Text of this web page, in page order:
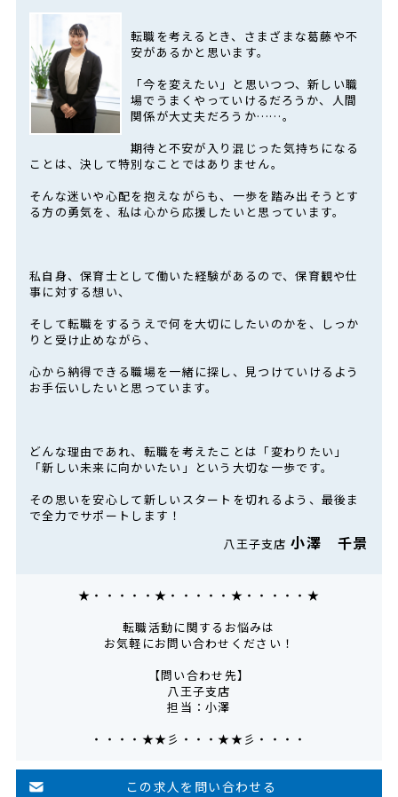
転職を考えるとき、さまざまな葛藤や不
安があるかと思います。
「今を変えたい」と思いつつ、新しい職
場でうまくやっていけるだろうか、人間
関係が大丈夫だろうか……。
期待と不安が入り混じった気持ちになる
ことは、決して特別なことではありません。
そんな迷いや心配を抱えながらも、一歩を踏み出そうとす
る方の勇気を、私は心から応援したいと思っています。
私自身、保育士として働いた経験があるので、保育観や仕
事に対する想い、
そして転職をするうえで何を大切にしたいのかを、しっか
りと受け止めながら、
心から納得できる職場を一緒に探し、見つけていけるよう
お手伝いしたいと思っています。
どんな理由であれ、転職を考えたことは「変わりたい」
「新しい未来に向かいたい」という大切な一歩です。
その思いを安心して新しいスタートを切れるよう、最後ま
で全力でサポートします！
八王子支店小澤 千景
★・・・・・★・・・・・★・・・・・★
転職活動に関するお悩みは
お気軽にお問い合わせください！
【問い合わせ先】
八王子支店
担当：小澤
・・・・★★彡・・・★★彡・・・・
この求人を問い合わせる